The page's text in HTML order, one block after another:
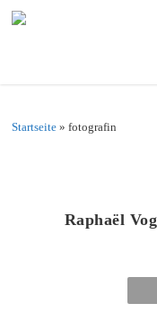
Startseite »fotografin
Raphaël